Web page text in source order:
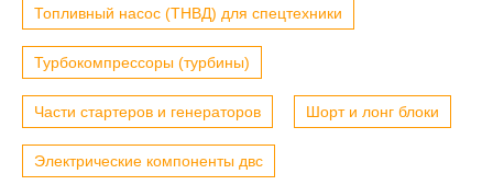
Топливный насос (ТНВД) для спецтехники
Турбокомпрессоры (турбины)
Части стартеров и генераторов Шорт и лонг блоки
Электрические компоненты двс